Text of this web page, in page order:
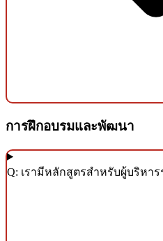
การฝึกอบรมและพัฒนา
Q: เรามีหลักสูตรสำหรับผู้บริหา